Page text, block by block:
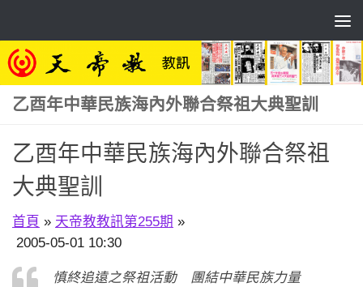
乙酉年中華民族海內外聯合祭祖大典聖訓
乙酉年中華民族海內外聯合祭祖
大典聖訓
首頁 » 天帝教教訊第255期 »
2005-05-01 10:30
慎終追遠之祭祖活動 團結中華民族力量